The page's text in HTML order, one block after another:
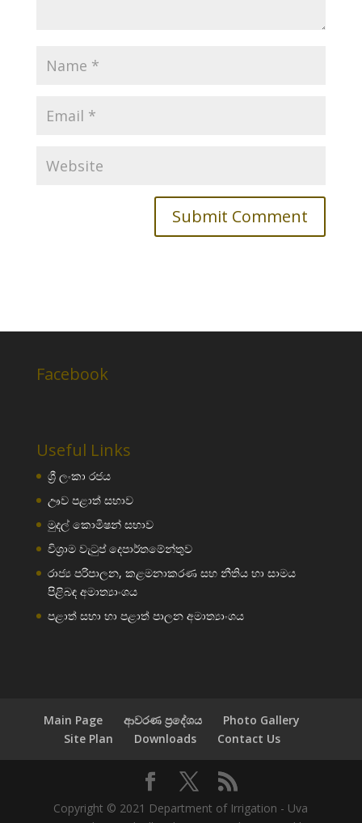
Facebook
Useful Links
ශ්‍රී ලංකා රජය
ඌව පළාත් සභාව
මුදල් කොමිෂන් සභාව
විශ්‍රාම වැටුප් දෙපාර්තමේන්තුව
රාජ්‍ය පරිපාලන, කළමනාකරණ සහ නීතිය හා සාමය
පිළිබඳ අමාත්‍යාංශය
පළාත් සභා හා පළාත් පාලන අමාත්‍යාංශය
Main Page ආවරණ ප්‍රදේශය
Photo Gallery
Site Plan
Downloads Contact Us
Copyright © 2021 Department of Irrigation - Uva